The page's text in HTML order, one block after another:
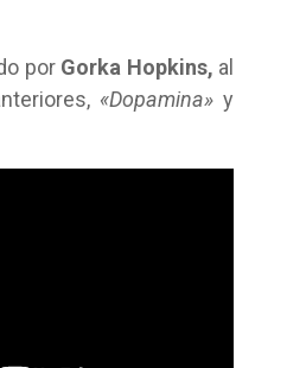
por Gorka Hopkins, al
«Dopamina» y